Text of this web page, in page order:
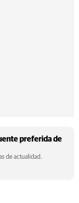
preferida de
de actualidad.